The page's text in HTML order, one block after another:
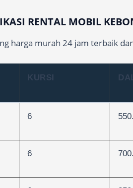
RENTAL MOBIL
harga murah 24 jam terbaik
KURSI
6
6